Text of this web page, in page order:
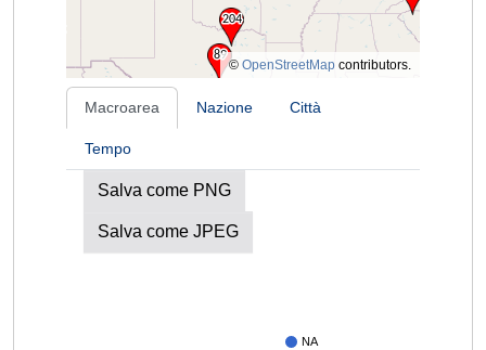
© OpenStreetMap contributors.
Macroarea Nazione Città
Tempo
Salva come PNG
Salva come JPEG
NA